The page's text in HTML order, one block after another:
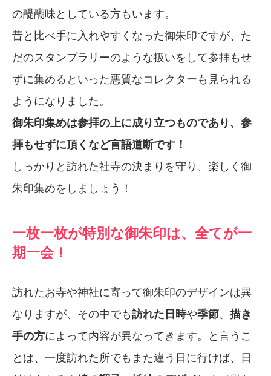
の醍醐味としている方もいます。
昔と比べ手に入れやすくなった御朱印ですが、た
だのスタンプラリーのような扱いをして参拝もせ
ずに集めるといった悪質なコレクターも見られる
ようになりました。
御朱印集めは参拝の上に成り立つものであり、参
拝もせずに頂くなど言語道断です！
しっかりと訪れた社寺の決まりを守り、楽しく御
朱印集めをしましょう！
一枚一枚が特別な御朱印は、全てが一
期一会！
訪れたお寺や神社に寄って御朱印のデザインは異
なりますが、その中でも訪れた日時や季節、 描き
手の方によって内容が異なってきます。と言うこ
とは、一度訪れた所でもまた違う日に行けば、日